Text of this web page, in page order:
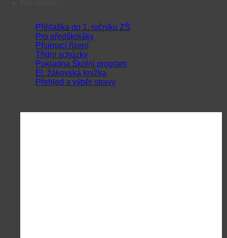
Přihláška do 1. ročníku ZŠ
Pro předškoláky
Přijímací řízení
Třídní schůzky
Pokladna Školní program
El. žákovská knížka
Přehled a výběr stravy